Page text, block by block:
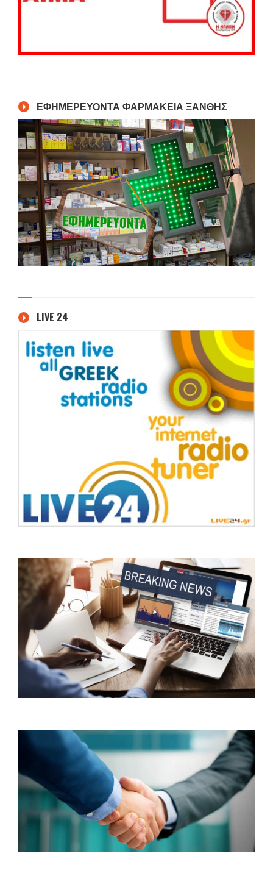
ΕΦΗΜΕΡΕΥΟΝΤΑ ΦΑΡΜΑΚΕΙΑ ΞΑΝΘΗΣ
LIVE 24